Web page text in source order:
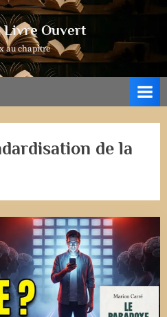
Livre Ouvert
au chapitre
de la